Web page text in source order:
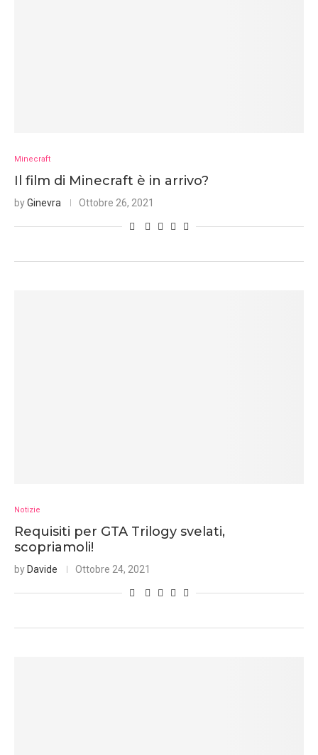
Minecraft
Il film di Minecraft è in arrivo?
byGinevra Ottobre 26, 2021
Notizie
Requisiti per GTA Trilogy svelati,
scopriamoli!
by Davide Ottobre 24, 2021